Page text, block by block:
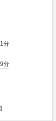
分
分